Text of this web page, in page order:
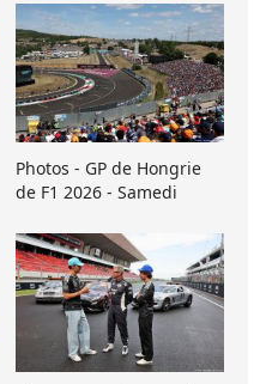
Photos - GP de Hongrie
de F1 2026 - Samedi